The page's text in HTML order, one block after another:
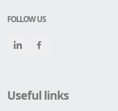
FOLLOW US
Useful links